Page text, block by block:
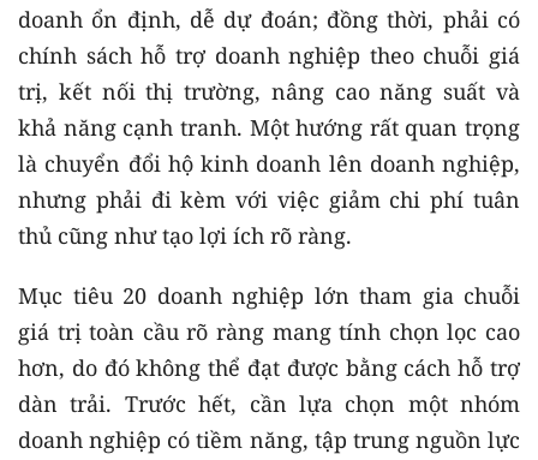
doanh ổn định, dễ dự đoán; đồng thời, phải có
chính sách hỗ trợ doanh nghiệp theo chuỗi giá
trị, kết nối thị trường, nâng cao năng suất và
khả năng cạnh tranh. Một hướng rất quan trọng
là chuyển đổi hộ kinh doanh lên doanh nghiệp,
nhưng phải đi kèm với việc giảm chi phí tuân
thủ cũng như tạo lợi ích rõ ràng.
Mục tiêu 20 doanh nghiệp lớn tham gia chuỗi
giá trị toàn cầu rõ ràng mang tính chọn lọc cao
hơn, do đó không thể đạt được bằng cách hỗ trợ
dàn trải. Trước hết, cần lựa chọn một nhóm
doanh nghiệp có tiềm năng, tập trung nguồn lực